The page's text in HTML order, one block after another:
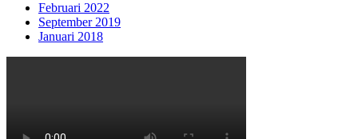
Februari 2022
September 2019
Januari 2018